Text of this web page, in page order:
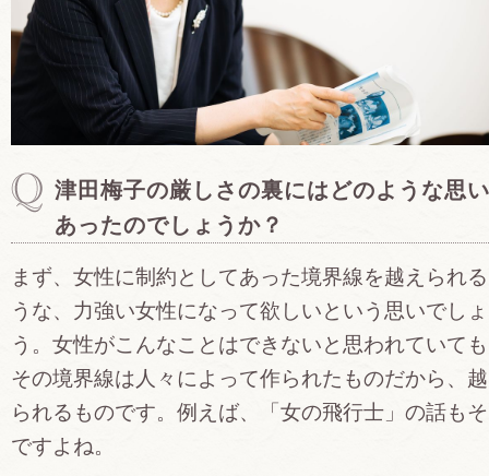
津田梅子の厳しさの裏にはどのような思
あったのでしょうか？
まず、女性に制約としてあった境界線を越えられ
うな、力強い女性になって欲しいという思いでしょ
う。女性がこんなことはできないと思われていて
その境界線は人々によって作られたものだから、
られるものです。例えば、「女の飛行士」の話も
ですよね。